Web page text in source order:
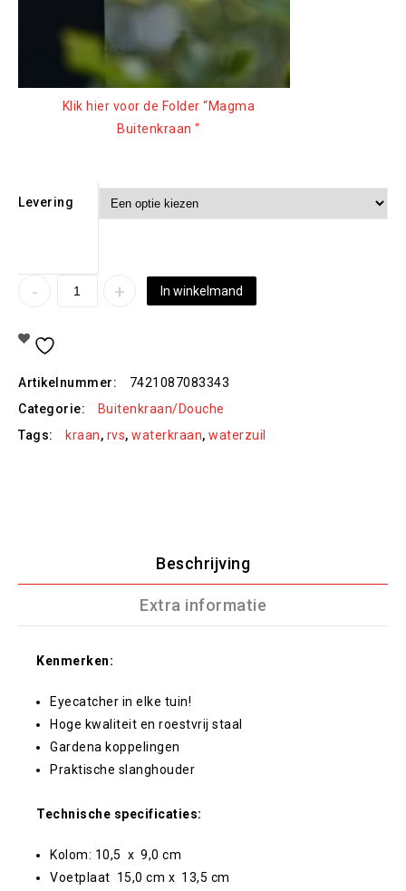
Klik hier voor de Folder “Magma
Buitenkraan “
Levering
In winkelmand
Artikelnummer:
7421087083343
Categorie:
Buitenkraan/Douche
Tags:
kraan, rvs, waterkraan, waterzuil
Beschrijving
Extra informatie
Kenmerken:
Eyecatcher in elke tuin!
Hoge kwaliteit en roestvrij staal
Gardena koppelingen
Praktische slanghouder
Technische specificaties:
Kolom: 10,5 x 9,0 cm
Voetplaat 15,0 cm x 13,5 cm